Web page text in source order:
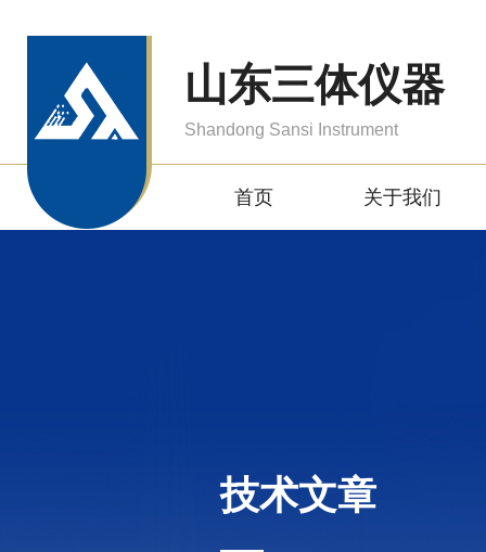
山东三体仪器
Shandong Sansi Instrument
首页 关于我们
技术文章